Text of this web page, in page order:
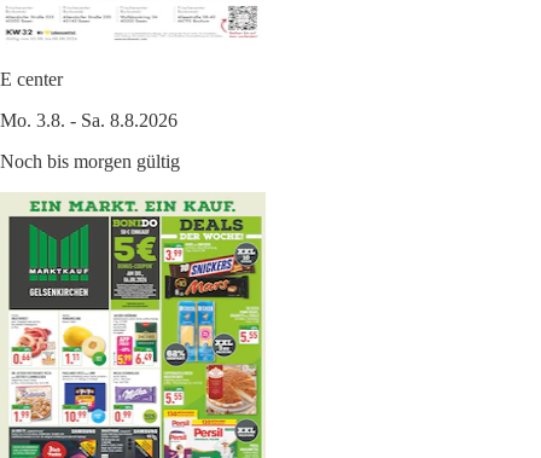
E center
Mo. 3.8. - Sa. 8.8.2026
Noch bis morgen gültig